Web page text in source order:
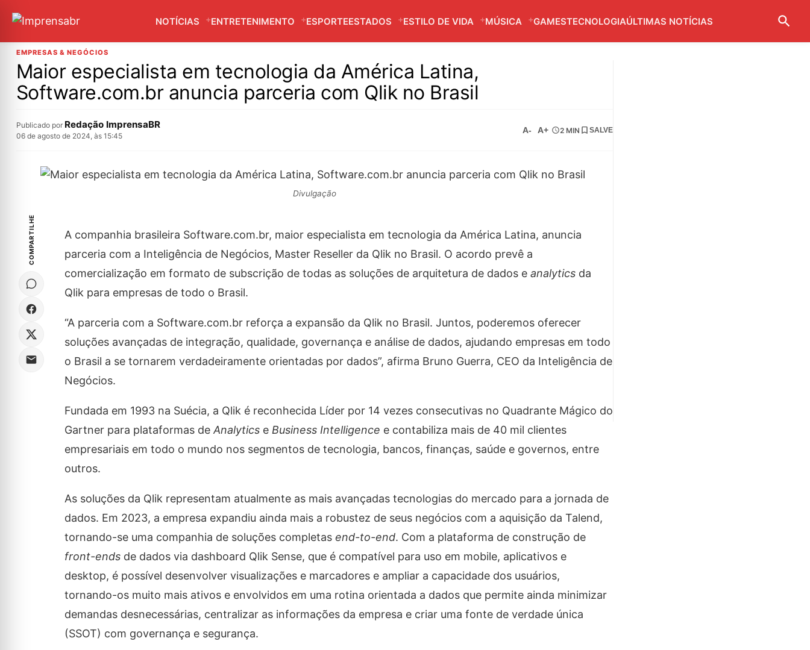
NOTÍCIAS ENTRETENIMENTO ESPORTEESTADOS ESTILO DE VIDA MÚSICA GAMESTECNOLOGIAÚLTIMAS NOTÍCIAS
EMPRESAS & NEGÓCIOS
Maior especialista em tecnologia da América Latina,
Software.com.br anuncia parceria com Qlik no Brasil
Publicado por Redação ImprensaBR
06 de agosto de 2024, às 15:45
A- A+ 2 MIN SALVE
Divulgação
COMPARTILHE
A companhia brasileira Software.com.br, maior especialista em tecnologia da América Latina, anuncia
parceria com a Inteligência de Negócios, Master Reseller da Qlik no Brasil. O acordo prevê a
comercialização em formato de subscrição de todas as soluções de arquitetura de dados e analyticsda
Qlik para empresas de todo o Brasil.
“A parceria com a Software.com.br reforça a expansão da Qlik no Brasil. Juntos, poderemos oferecer
soluções avançadas de integração, qualidade, governança e análise de dados, ajudando empresas em todo
o Brasil a se tornarem verdadeiramente orientadas por dados”, afirma Bruno Guerra, CEO da Inteligência de
Negócios.
Fundada em 1993 na Suécia, a Qlik é reconhecida Líder por 14 vezes consecutivas no Quadrante Mágico do
Gartner para plataformas de Analyticse Business Intelligence e contabiliza mais de 40 mil clientes
empresariais em todo o mundo nos segmentos de tecnologia, bancos, finanças, saúde e governos, entre
outros.
As soluções da Qlik representam atualmente as mais avançadas tecnologias do mercado para a jornada de
dados. Em 2023, a empresa expandiu ainda mais a robustez de seus negócios com a aquisição da Talend,
tornando-se uma companhia de soluções completas end-to-end. Com a plataforma de construção de
front-endsde dados via dashboard Qlik Sense, que é compatível para uso em mobile, aplicativos e
desktop, é possível desenvolver visualizações e marcadores e ampliar a capacidade dos usuários,
tornando-os muito mais ativos e envolvidos em uma rotina orientada a dados que permite ainda minimizar
demandas desnecessárias, centralizar as informações da empresa e criar uma fonte de verdade única
(SSOT) com governança e segurança.